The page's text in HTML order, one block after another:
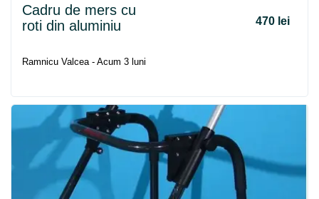
Cadru de mers cu
roti din aluminiu
470 lei
Ramnicu Valcea - Acum 3 luni